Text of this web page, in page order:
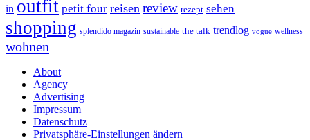
in outfit petit four reisen review rezept sehen
shopping splendido magazin sustainable the talk trendlog vogue wellness
wohnen
About
Agency
Advertising
Impressum
Datenschutz
Privatsphäre-Einstellungen ändern